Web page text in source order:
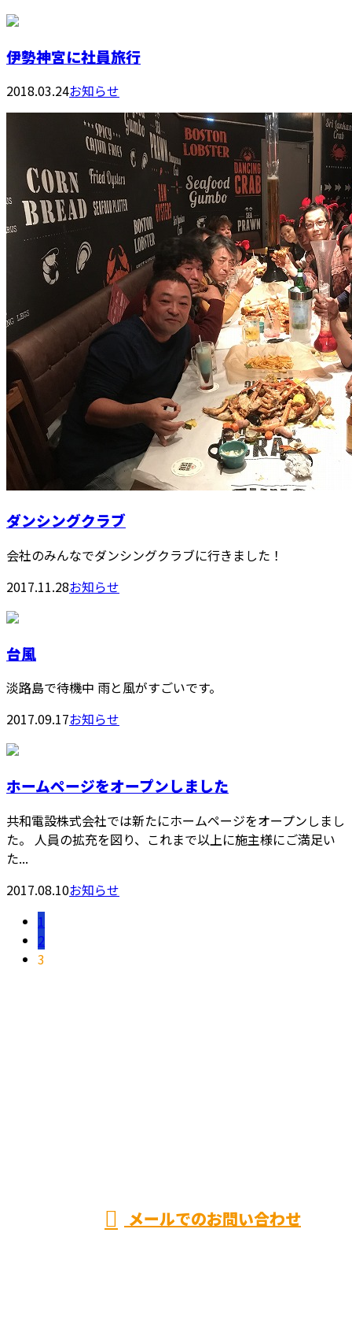
伊勢神宮に社員旅行
2018.03.24お知らせ
ダンシングクラブ
会社のみんなでダンシングクラブに行きました！
2017.11.28お知らせ
台風
淡路島で待機中 雨と風がすごいです。
2017.09.17お知らせ
ホームページをオープンしました
共和電設株式会社では新たにホームページをオープンしまし
た。 人員の拡充を図り、これまで以上に施主様にご満足い
た...
2017.08.10お知らせ
1
2
3
メールでのお問い合わせ